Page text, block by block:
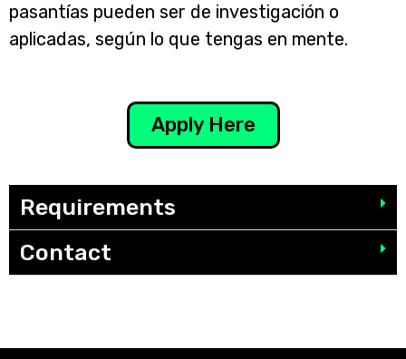
pasantías pueden ser de investigación o
aplicadas, según lo que tengas en mente.
Apply Here
Requirements
Contact